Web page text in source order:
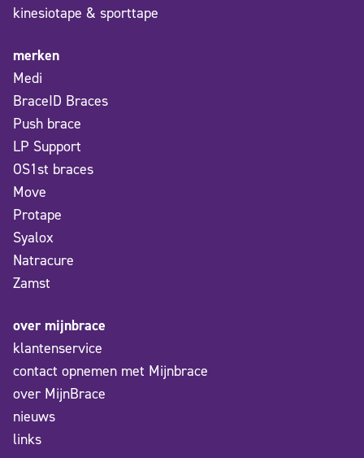
kinesiotape & sporttape
merken
Medi
BraceID Braces
Push brace
LP Support
OS1st braces
Move
Protape
Syalox
Natracure
Zamst
over mijnbrace
klantenservice
contact opnemen met Mijnbrace
over MijnBrace
nieuws
links